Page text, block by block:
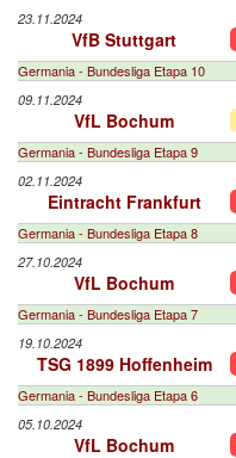
23.11.2024
VfB Stuttgart
Germania - Bundesliga Etapa 10
09.11.2024
VfL Bochum
Germania - Bundesliga Etapa 9
02.11.2024
Eintracht Frankfurt
Germania - Bundesliga Etapa 8
27.10.2024
VfL Bochum
Germania - Bundesliga Etapa 7
19.10.2024
TSG 1899 Hoffenheim
Germania - Bundesliga Etapa 6
05.10.2024
VfL Bochum